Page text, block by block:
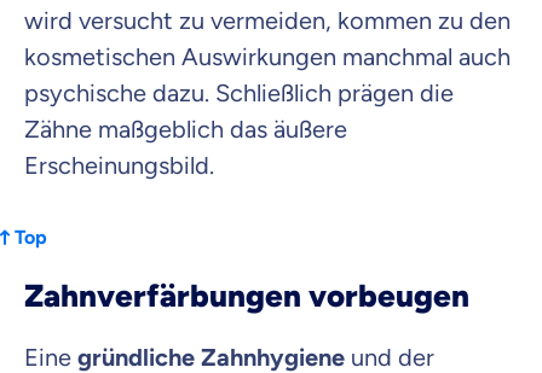
wird versucht zu vermeiden, kommen zu den
kosmetischen Auswirkungen manchmal auch
psychische dazu. Schließlich prägen die
Zähne maßgeblich das äußere
Erscheinungsbild.
Top
Zahnverfärbungen vorbeugen
Eine gründliche Zahnhygiene und der